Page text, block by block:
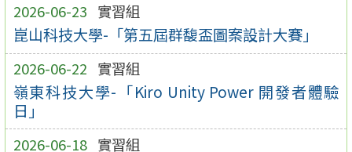
2026-06-23 實習組
崑山科技大學-「第五屆群馥盃圖案設計大賽」
2026-06-22 實習組
嶺東科技大學-「Kiro Unity Power 開發者體驗
日」
2026-06-18 實習組